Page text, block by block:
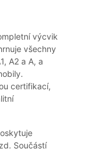
výcvik
všechny
A2 a A, a
certifikací,
Součástí